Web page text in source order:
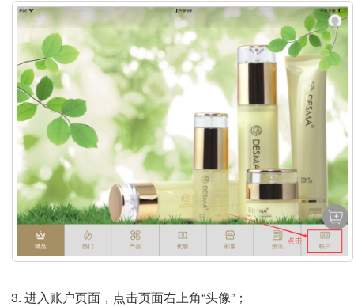
进入账户页面，点击页面右上角“头像”；